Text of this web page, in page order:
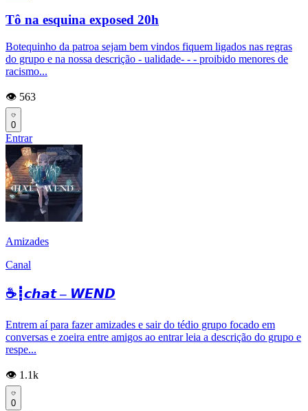
Tô na esquina exposed 20h
Botequinho da patroa sejam bem vindos fiquem ligados nas regras
do grupo e na nossa descrição - ualidade- - - proibido menores de
racismo...
👁️ 563
0
Entrar
Amizades
Canal
☕┋𝙘𝙝𝙖𝙩 – 𝙒𝙀𝙉𝘿
Entrem aí para fazer amizades e sair do tédio grupo focado em
conversas e zoeira entre amigos ao entrar leia a descrição do grupo e
respe...
👁️ 1.1k
0